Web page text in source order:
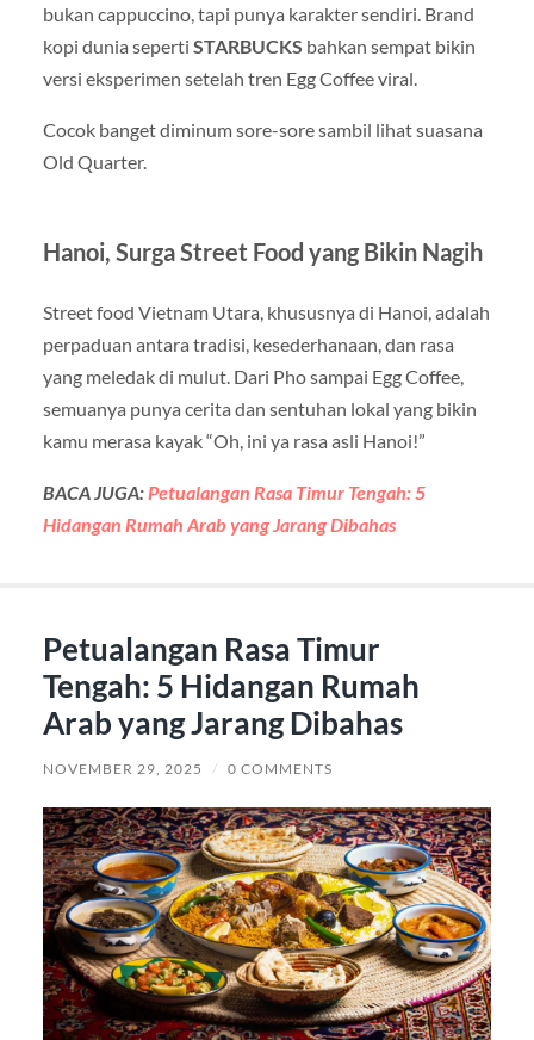
bukan cappuccino, tapi punya karakter sendiri. Brand
kopi dunia seperti STARBUCKS bahkan sempat bikin
versi eksperimen setelah tren Egg Coffee viral.
Cocok banget diminum sore-sore sambil lihat suasana
Old Quarter.
Hanoi, Surga Street Food yang Bikin Nagih
Street food Vietnam Utara, khususnya di Hanoi, adalah
perpaduan antara tradisi, kesederhanaan, dan rasa
yang meledak di mulut. Dari Pho sampai Egg Coffee,
semuanya punya cerita dan sentuhan lokal yang bikin
kamu merasa kayak “Oh, ini ya rasa asli Hanoi!”
BACA JUGA:Petualangan Rasa Timur Tengah: 5
Hidangan Rumah Arab yang Jarang Dibahas
Petualangan Rasa Timur
Tengah: 5 Hidangan Rumah
Arab yang Jarang Dibahas
NOVEMBER 29, 2025 / 0 COMMENTS